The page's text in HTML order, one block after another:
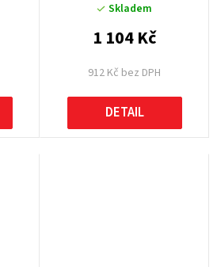
Skladem
912 Kč bez DPH
1 104 Kč
DETAIL